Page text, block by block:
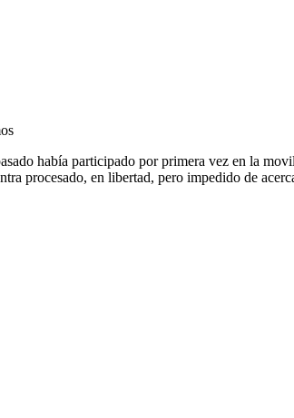
había participado por primera vez en la
procesado, en libertad, pero impedido de